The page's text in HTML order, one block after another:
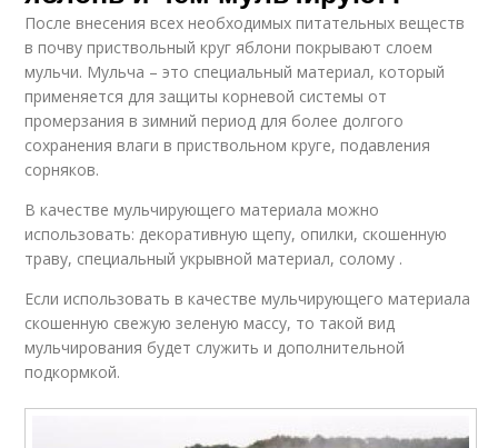
После внесения всех необходимых питательных веществ
в почву приствольный круг яблони покрывают слоем
мульчи. Мульча – это специальный материал, который
применяется для защиты корневой системы от
промерзания в зимний период для более долгого
сохранения влаги в приствольном круге, подавления
сорняков.
В качестве мульчирующего материала можно
использовать: декоративную щепу, опилки, скошенную
траву, специальный укрывной материал, солому .
Если использовать в качестве мульчирующего материала
скошенную свежую зеленую массу, то такой вид
мульчирования будет служить и дополнительной
подкормкой.